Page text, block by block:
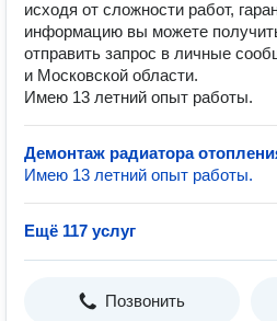
исходя от сложности работ,
информацию вы можете
отправить запрос в личные
и Московской области.
Имею 13 летний опыт работы.
Демонтаж радиатора
Имею 13 летний опыт работы.
Ещё 117 услуг
Позвонить